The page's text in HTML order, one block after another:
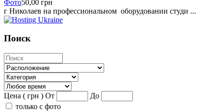
Фото50,00 грн
г Николаев на профессиональном оборудовании студи ...
Поиск
Цена ( грн ) От
До
только с фото